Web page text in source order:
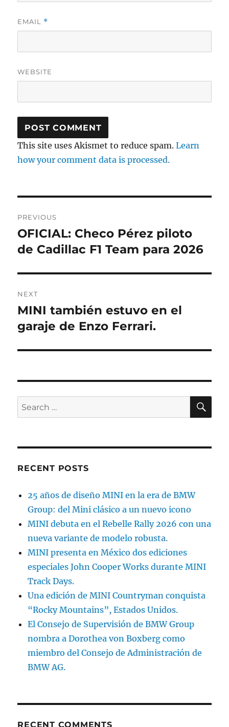
EMAIL *
WEBSITE
This site uses Akismet to reduce spam.Learn
how your comment data is processed.
navigation
PREVIOUS
Previous
post:
OFICIAL: Checo Pérez piloto
de Cadillac F1 Team para 2026
NEXT
Next
post:
MINI también estuvo en el
garaje de Enzo Ferrari.
Search
for:
RECENT POSTS
25 años de diseño MINI en la era de BMW
Group: del Mini clásico a un nuevo icono
MINI debuta en el Rebelle Rally 2026 con una
nueva variante de modelo robusta.
MINI presenta en México dos ediciones
especiales John Cooper Works durante MINI
Track Days.
Una edición de MINI Countryman conquista
“Rocky Mountains”, Estados Unidos.
El Consejo de Supervisión de BMW Group
nombra a Dorothea von Boxberg como
miembro del Consejo de Administración de
BMW AG.
RECENT COMMENTS